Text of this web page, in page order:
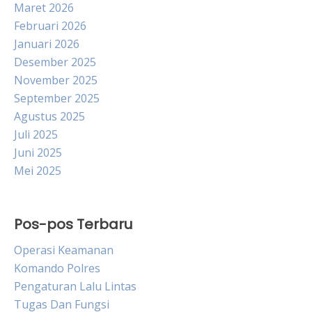
Maret 2026
Februari 2026
Januari 2026
Desember 2025
November 2025
September 2025
Agustus 2025
Juli 2025
Juni 2025
Mei 2025
Pos-pos Terbaru
Operasi Keamanan
Komando Polres
Pengaturan Lalu Lintas
Tugas Dan Fungsi